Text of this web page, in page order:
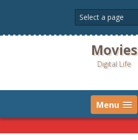
Movies
Digital Life
Menu